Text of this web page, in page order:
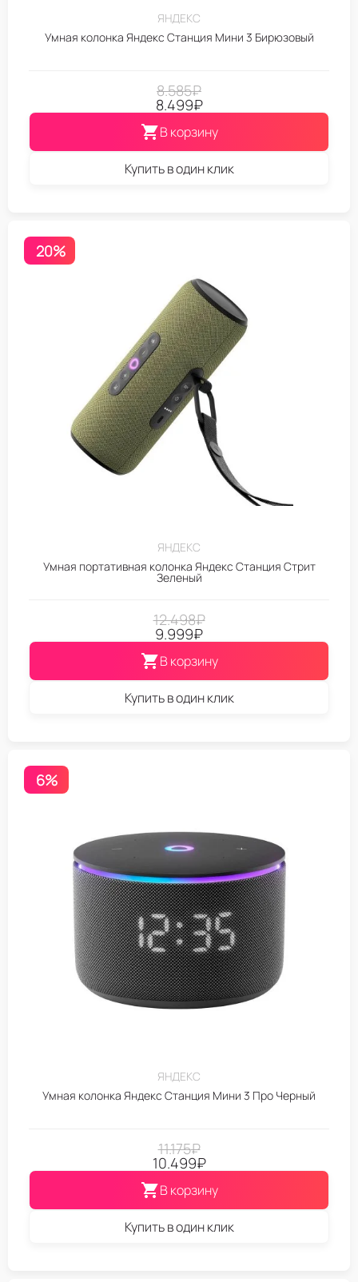
ЯНДЕКС
Умная колонка Яндекс Станция Мини 3 Бирюзовый
8.585₽
8.499₽
В корзину
Купить в один клик
20%
ЯНДЕКС
Умная портативная колонка Яндекс Станция Стрит
Зеленый
12.498₽
9.999₽
В корзину
Купить в один клик
6%
ЯНДЕКС
Умная колонка Яндекс Станция Мини 3 Про Черный
11.175₽
10.499₽
В корзину
Купить в один клик